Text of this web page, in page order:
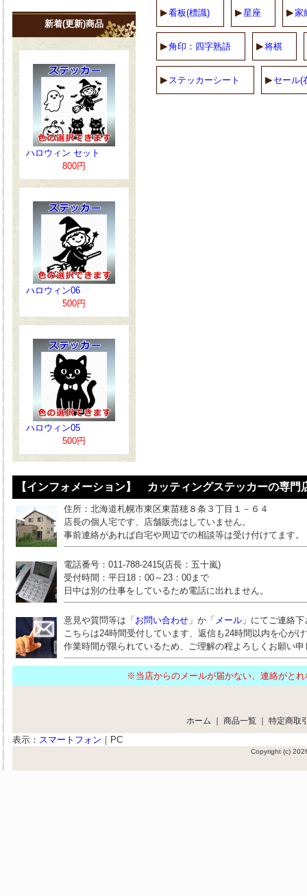
看板(標識) 星座 家
角印：四字熟語 将棋
ステッカーシート セール(
新着(更新)商品
ハロウィン セット
800円
ハロウィン06
500円
ハロウィン05
500円
【インフォメーション】 カッティングステッカーの専門
住所：北海道札幌市東区東苗穂８条３丁目１－６４
店長の個人宅です、店舗販売はしていません。
事前連絡があれば自宅や周辺での相談等は受け付けてます。
電話番号：011-788-2415(店長：五十嵐)
受付時間：平日18：00～23：00まで
日中は別の仕事をしているため電話に出れません。
意見や質問等は「 お問い合わせ 」か「 メール 」にてご連絡
こちらは24時間受付しています、返信も24時間以内を心が
作業時間が限られているため、ご理解の程よろしくお願い申
※当店からのメールが届かない、連絡が
ホーム ｜ 商品一覧 ｜ 特定商取
表示： スマートフォン ｜ PC
Copyright (c)